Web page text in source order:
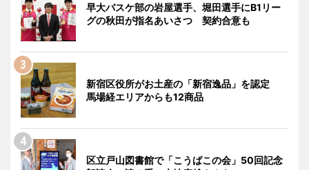
早大バスケ部の岩屋選手、堀田選手にB1リー
グの秋田が指名あいさつ 契約合意も
新宿区役所がお土産の「新宿逸品」を認定
馬場経エリアからも12商品
区立戸山図書館で「こうばこの会」50回記念